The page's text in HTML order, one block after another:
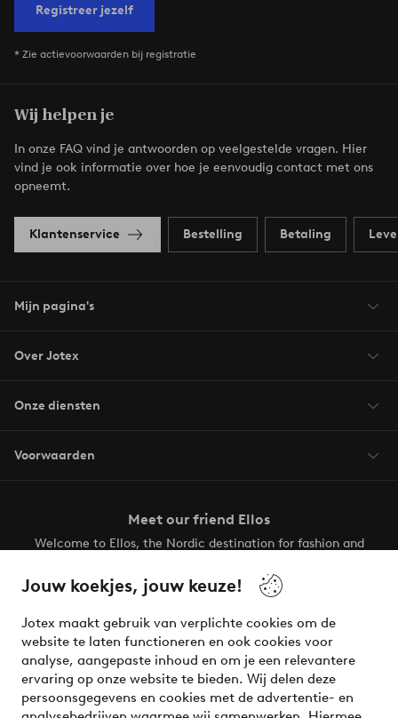
Jouw koekjes, jouw keuze!
Jotex maakt gebruik van verplichte cookies om de
website te laten functioneren en ook cookies voor
analyse, aangepaste inhoud en om je een relevantere
ervaring op onze website te bieden. Wij delen deze
persoonsgegevens en cookies met de advertentie- en
Registreer jezelf
* Zie actievoorwaarden bij registratie
Wij helpen je
In onze FAQ vind je antwoorden op veelgestelde vragen. Hier
vind je ook informatie over hoe je eenvoudig contact met ons
opneemt.
Klantenservice Bestelling Betaling
Mijn pagina's
Over Jotex
Onze diensten
Voorwaarden
Meet our friend Ellos
Welcome to Ellos, the Nordic destination for fashion and
your wardrobe. Your next inspiring look is here!
Veilig betalen - Nu betalen of opsplitsen